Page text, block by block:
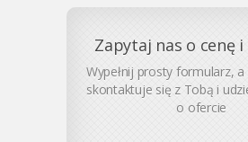
Zapytaj nas o cenę
Wypełnij prosty formularz,
skontaktuje się z Tobą i
o ofercie